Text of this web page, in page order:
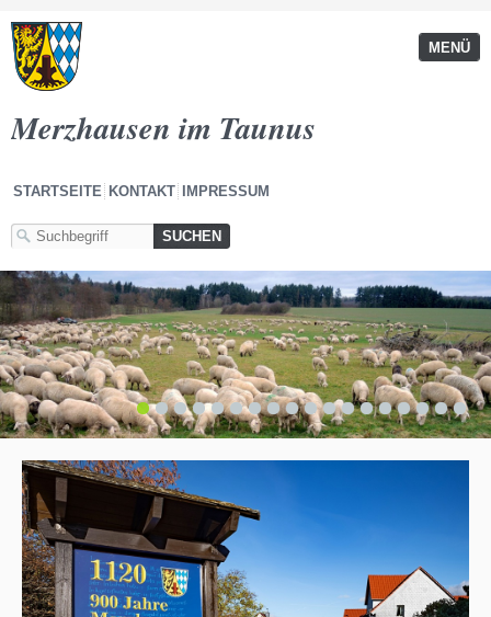
MENÜ
Merzhausen im Taunus
STARTSEITE KONTAKT IMPRESSUM
1 2 3 4 5 6 7 8 9 10 11 12 13 14 15 16 17 18